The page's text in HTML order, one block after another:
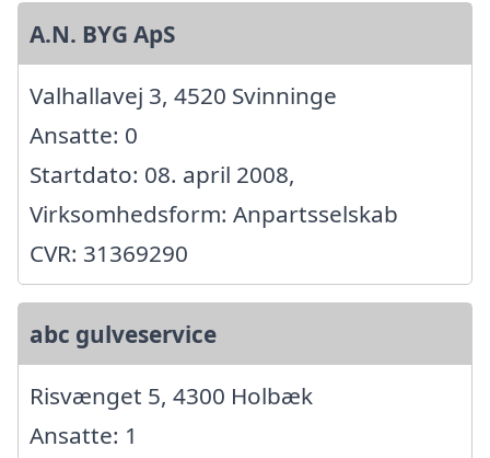
A.N. BYG ApS
Valhallavej 3, 4520 Svinninge
Ansatte: 0
Startdato: 08. april 2008,
Virksomhedsform: Anpartsselskab
CVR: 31369290
abc gulveservice
Risvænget 5, 4300 Holbæk
Ansatte: 1